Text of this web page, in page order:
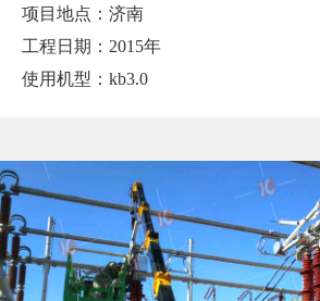
项目地点：济南
工程日期：2015年
使用机型：kb3.0